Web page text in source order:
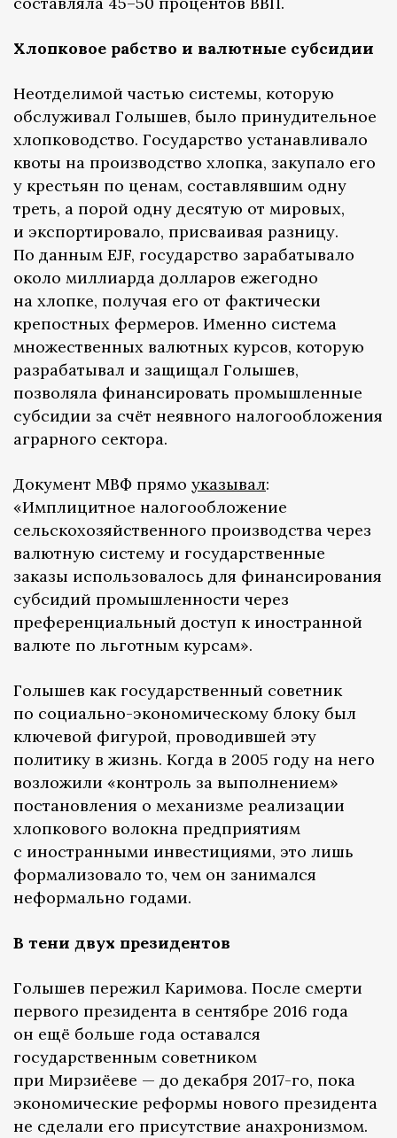
Хлопковое рабство и валютные субсидии
Неотделимой частью системы, которую
обслуживал Голышев, было принудительное
хлопководство. Государство устанавливало
квоты на производство хлопка, закупало его
у крестьян по ценам, составлявшим одну
треть, а порой одну десятую от мировых,
и экспортировало, присваивая разницу.
По данным EJF, государство зарабатывало
около миллиарда долларов ежегодно
на хлопке, получая его от фактически
крепостных фермеров. Именно система
множественных валютных курсов, которую
разрабатывал и защищал Голышев,
позволяла финансировать промышленные
субсидии за счёт неявного налогообложения
аграрного сектора.
Документ МВФ прямо указывал:
«Имплицитное налогообложение
сельскохозяйственного производства через
валютную систему и государственные
заказы использовалось для финансирования
субсидий промышленности через
преференциальный доступ к иностранной
валюте по льготным курсам».
Голышев как государственный советник
по социально-экономическому блоку был
ключевой фигурой, проводившей эту
политику в жизнь. Когда в 2005 году на него
возложили «контроль за выполнением»
постановления о механизме реализации
хлопкового волокна предприятиям
с иностранными инвестициями, это лишь
формализовало то, чем он занимался
неформально годами.
В тени двух президентов
Голышев пережил Каримова. После смерти
первого президента в сентябре 2016 года
он ещё больше года оставался
государственным советником
при Мирзиёеве — до декабря 2017-го, пока
экономические реформы нового президента
не сделали его присутствие анахронизмом.